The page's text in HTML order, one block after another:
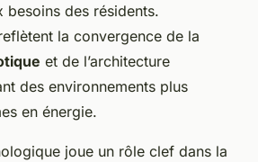
besoins des résidents.
la convergence de la
et de l’architecture
des environnements plus
en énergie.
joue un rôle clef dans la